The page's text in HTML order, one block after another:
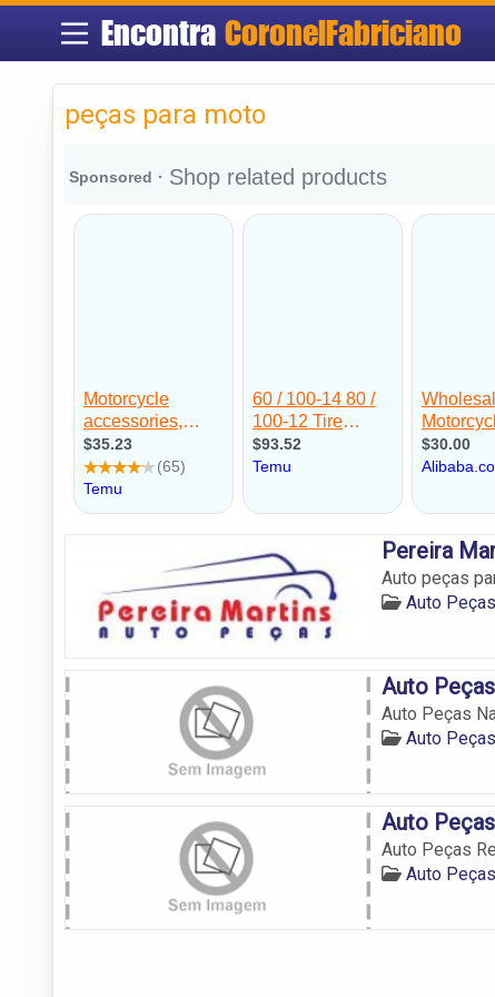
Encontra CoronelFabriciano
peças para moto
Pereira
Auto peças
Auto
Auto
Auto Peças
Auto
Auto
Auto Peças
Auto